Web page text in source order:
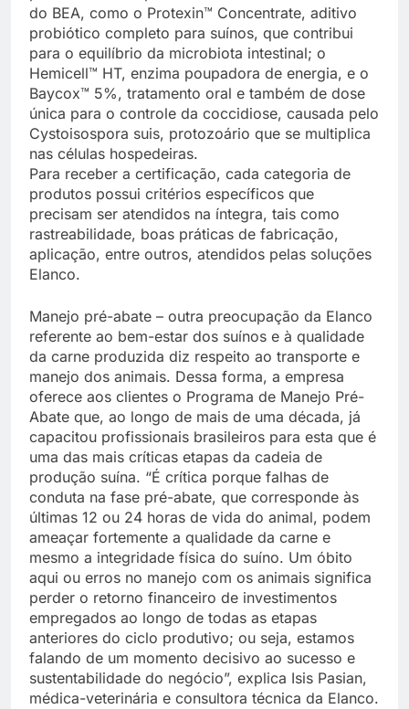
do BEA, como o Protexin™ Concentrate, aditivo
probiótico completo para suínos, que contribui
para o equilíbrio da microbiota intestinal; o
Hemicell™ HT, enzima poupadora de energia, e o
Baycox™ 5%, tratamento oral e também de dose
única para o controle da coccidiose, causada pelo
Cystoisospora suis, protozoário que se multiplica
nas células hospedeiras.
Para receber a certificação, cada categoria de
produtos possui critérios específicos que
precisam ser atendidos na íntegra, tais como
rastreabilidade, boas práticas de fabricação,
aplicação, entre outros, atendidos pelas soluções
Elanco.
Manejo pré-abate – outra preocupação da Elanco
referente ao bem-estar dos suínos e à qualidade
da carne produzida diz respeito ao transporte e
manejo dos animais. Dessa forma, a empresa
oferece aos clientes o Programa de Manejo Pré-
Abate que, ao longo de mais de uma década, já
capacitou profissionais brasileiros para esta que é
uma das mais críticas etapas da cadeia de
produção suína. “É crítica porque falhas de
conduta na fase pré-abate, que corresponde às
últimas 12 ou 24 horas de vida do animal, podem
ameaçar fortemente a qualidade da carne e
mesmo a integridade física do suíno. Um óbito
aqui ou erros no manejo com os animais significa
perder o retorno financeiro de investimentos
empregados ao longo de todas as etapas
anteriores do ciclo produtivo; ou seja, estamos
falando de um momento decisivo ao sucesso e
sustentabilidade do negócio”, explica Isis Pasian,
médica-veterinária e consultora técnica da Elanco.